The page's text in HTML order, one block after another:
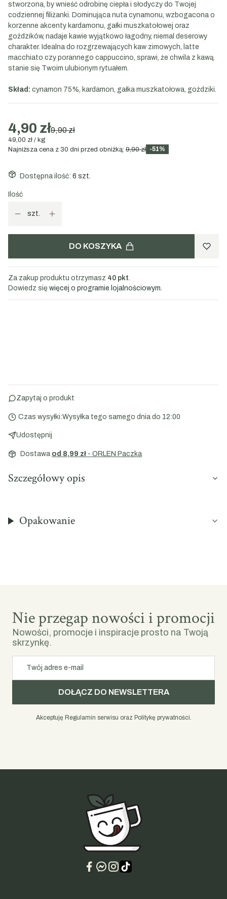
stworzona, by wnieść odrobinę ciepła i słodyczy do Twojej
codziennej filiżanki. Dominująca nuta cynamonu, wzbogacona o
korzenne akcenty kardamonu, gałki muszkatołowej oraz
goździków, nadaje kawie wyjątkowo łagodny, niemal deserowy
charakter. Idealna do rozgrzewających kaw zimowych, latte
macchiato czy porannego cappuccino, sprawi, że chwila z kawą
stanie się Twoim ulubionym rytuałem.
Skład: cynamon 75%, kardamon, gałka muszkatołowa, goździki.
4,90 zł9,90 zł
49,00 zł / kg
Najniższa cena z 30 dni przed obniżką: 9,90 zł -51%
Dostępna ilość: 6 szt.
Ilość
szt.
DO KOSZYKA
Za zakup produktu otrzymasz 40 pkt.
Dowiedz się więcej o programie lojalnościowym.
Zapytaj o produkt
Czas wysyłki:Wysyłka tego samego dnia do 12:00
Udostępnij
Dostawa od 8,99 zł - ORLEN Paczka
Szczegółowy opis
Opakowanie
Nie przegap nowości i promocji
Nowości, promocje i inspiracje prosto na Twoją
skrzynkę.
Twój adres e-mail
DOŁĄCZ DO NEWSLETTERA
Akceptuję Regulamin serwisu oraz Politykę prywatności.